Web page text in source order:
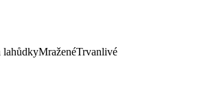
lahůdkyMraženéTrvanlivé